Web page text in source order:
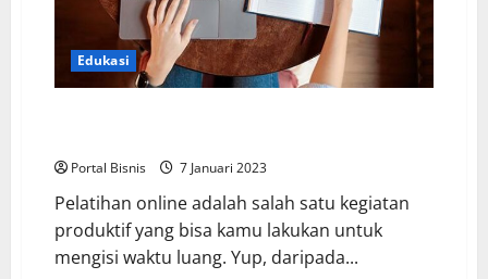
Edukasi
Portal Bisnis 7 Januari 2023
Pelatihan online adalah salah satu kegiatan
produktif yang bisa kamu lakukan untuk
mengisi waktu luang. Yup, daripada...